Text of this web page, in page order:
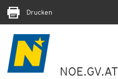
Drucken
NOE.GV.AT